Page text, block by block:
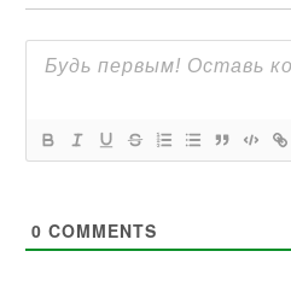
0 COMMENTS